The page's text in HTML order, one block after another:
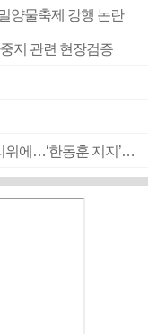
양물축제 강행 논란
지 관련 현장검증
국힘 부산시당, ‘정이한 조력’ 시의원 윤리위에…‘한동훈 지지’도 신고접수